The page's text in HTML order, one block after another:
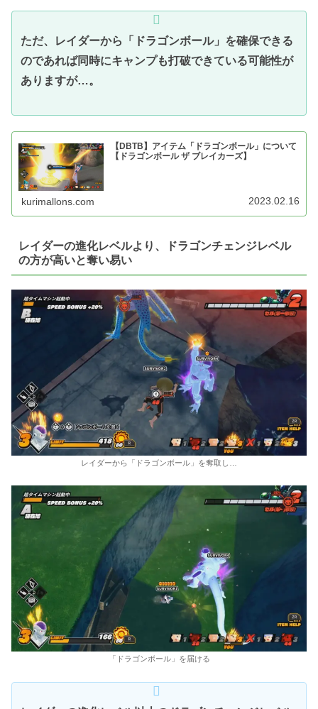
ただ、レイダーから「ドラゴンボール」を確保できる
のであれば同時にキャンプも打破できている可能性が
ありますが…。
【DBTB】アイテム「ドラゴンボール」について
【ドラゴンボール ザ ブレイカーズ】
kurimallons.com 2023.02.16
レイダーの進化レベルより、ドラゴンチェンジレベル
の方が高いと奪い易い
レイダーから「ドラゴンボール」を奪取し…
「ドラゴンボール」を届ける